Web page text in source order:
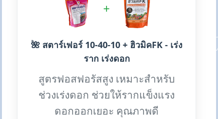
+
🌺 สตาร์เฟอร์ 10-40-10 + ฮิวมิคFK - เร่ง
ราก เร่งดอก
สูตรฟอสฟอรัสสูง เหมาะสำหรับ
ช่วงเร่งดอก ช่วยให้รากแข็งแรง
ดอกออกเยอะ คุณภาพดี